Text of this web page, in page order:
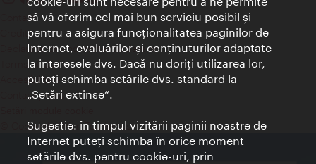
Contact
Credits
Declaraţie privind protecţia datelor
Terms of Use
Accesibilitate
Contact presa
© Copyright Wien Tourismus
să vă oferim cel mai bun serviciu posibil şi
pentru a asigura funcţionalitatea paginilor de
Internet, evaluărilor şi conţinuturilor adaptate
la interesele dvs. Dacă nu doriţi utilizarea lor,
puteţi schimba setările dvs. standard la
„Setări extinse“.
Sugestie: în timpul vizitării paginii noastre de
Internet puteţi schimba în orice moment
setările dvs. pentru cookie-uri, prin